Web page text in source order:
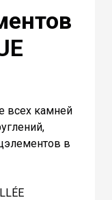
всех камней
в